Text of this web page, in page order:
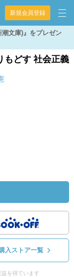
新規会員登録
文庫)』をプレゼン
もどす 社会正義
入ストア一覧
を得ています